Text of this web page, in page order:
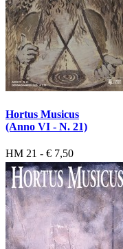
Hortus Musicus
(Anno VI - N. 21)
HM 21 - € 7,50